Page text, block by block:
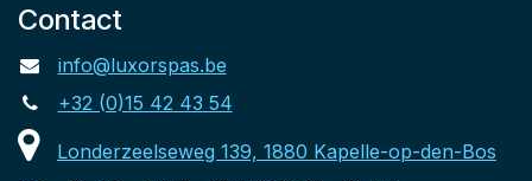
Contact
info@luxorspas.be
+32 (0)15 42 43 54
Londerzeelseweg 139, 1880 Kapelle-op-den-Bos